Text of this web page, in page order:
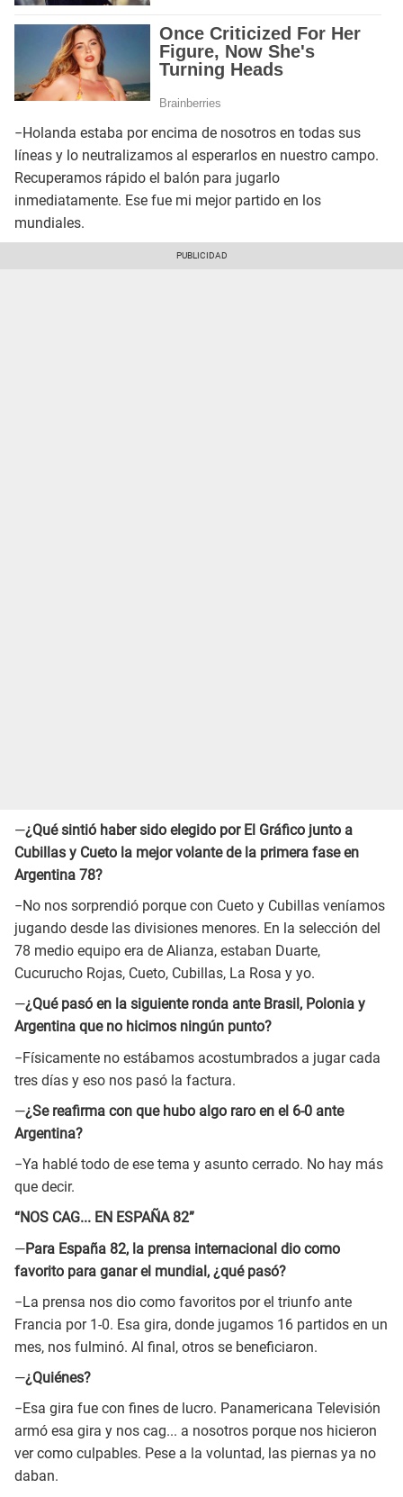
−Holanda estaba por encima de nosotros en todas sus
líneas y lo neutralizamos al esperarlos en nuestro campo.
Recuperamos rápido el balón para jugarlo
inmediatamente. Ese fue mi mejor partido en los
mundiales.
—¿Qué sintió haber sido elegido por El Gráfico junto a
Cubillas y Cueto la mejor volante de la primera fase en
Argentina 78?
−No nos sorprendió porque con Cueto y Cubillas veníamos
jugando desde las divisiones menores. En la selección del
78 medio equipo era de Alianza, estaban Duarte,
Cucurucho Rojas, Cueto, Cubillas, La Rosa y yo.
—¿Qué pasó en la siguiente ronda ante Brasil, Polonia y
Argentina que no hicimos ningún punto?
−Físicamente no estábamos acostumbrados a jugar cada
tres días y eso nos pasó la factura.
—¿Se reafirma con que hubo algo raro en el 6-0 ante
Argentina?
−Ya hablé todo de ese tema y asunto cerrado. No hay más
que decir.
“NOS CAG... EN ESPAÑA 82”
—Para España 82, la prensa internacional dio como
favorito para ganar el mundial, ¿qué pasó?
−La prensa nos dio como favoritos por el triunfo ante
Francia por 1-0. Esa gira, donde jugamos 16 partidos en un
mes, nos fulminó. Al final, otros se beneficiaron.
—¿Quiénes?
−Esa gira fue con fines de lucro. Panamericana Televisión
armó esa gira y nos cag... a nosotros porque nos hicieron
ver como culpables. Pese a la voluntad, las piernas ya no
daban.